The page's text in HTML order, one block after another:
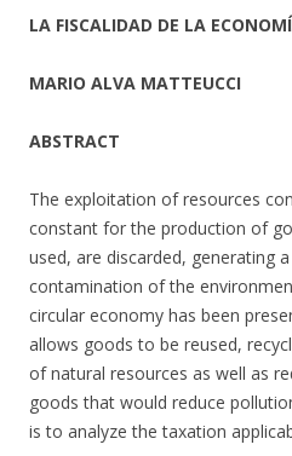
LA FISCALIDAD DE LA
MARIO ALVA MATTEUCCI
ABSTRACT
The exploitation of resources
constant for the production of
used, are discarded, generating
contamination of the
circular economy has been
allows goods to be reused,
of natural resources as well as
goods that would reduce
is to analyze the taxation